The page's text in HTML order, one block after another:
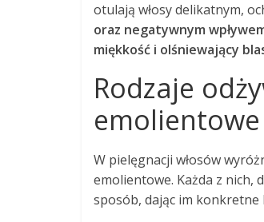
otulają włosy delikatnym,
oraz negatywnym
miękkość i olśniewający
Rodzaje
emolientowe
W pielęgnacji włosów
emolientowe. Każda z nich,
sposób, dając im konkretne